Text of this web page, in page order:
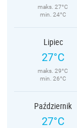
maks. 27°C
min. 24°C
Lipiec
27°C
maks. 29°C
min. 26°C
Październik
27°C